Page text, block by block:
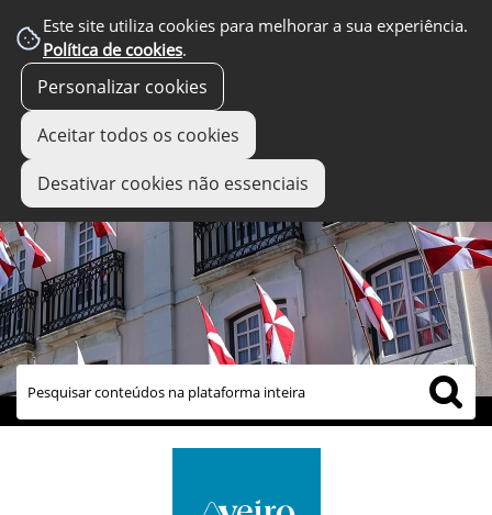
Este site utiliza cookies para melhorar a sua experiência.
Política de cookies.
Personalizar cookies
Aceitar todos os cookies
Desativar cookies não essenciais
links úteis